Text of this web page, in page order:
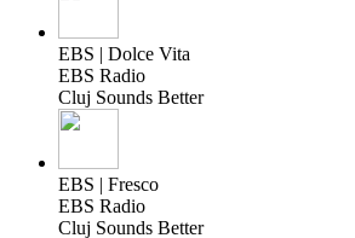
EBS | Dolce Vita
EBS Radio
Cluj Sounds Better
EBS | Fresco
EBS Radio
Cluj Sounds Better